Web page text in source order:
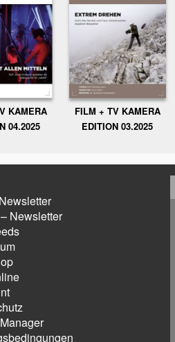
KAMERA
04.2025
FILM + TV KAMERA
EDITION 03.2025
Newsletter